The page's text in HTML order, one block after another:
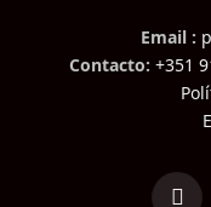
Email :
Contacto: +351